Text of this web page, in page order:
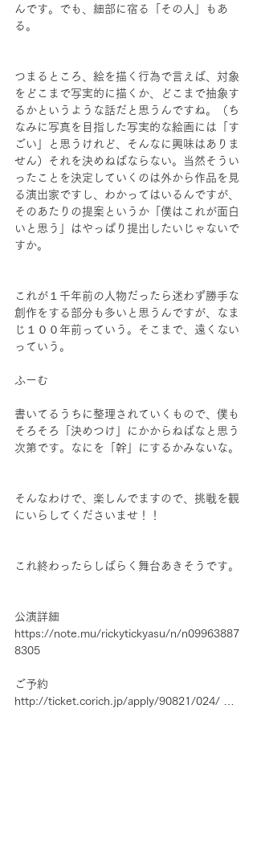
んです。でも、細部に宿る「その人」もあ
る。
つまるところ、絵を描く行為で言えば、対象
をどこまで写実的に描くか、どこまで抽象す
るかというような話だと思うんですね。（ち
なみに写真を目指した写実的な絵画には「す
ごい」と思うけれど、そんなに興味はありま
せん）それを決めねばならない。当然そうい
ったことを決定していくのは外から作品を見
る演出家ですし、わかってはいるんですが、
そのあたりの提案というか「僕はこれが面白
いと思う」はやっぱり提出したいじゃないで
すか。
これが１千年前の人物だったら迷わず勝手な
創作をする部分も多いと思うんですが、なま
じ１００年前っていう。そこまで、遠くない
っていう。
ふーむ
書いてるうちに整理されていくもので、僕も
そろそろ「決めつけ」にかからねばなと思う
次第です。なにを「幹」にするかみないな。
そんなわけで、楽しんでますので、挑戦を観
にいらしてくださいませ！！
これ終わったらしばらく舞台あきそうです。
公演詳細
https://note.mu/rickytickyasu/n/n09963887
8305
ご予約
http://ticket.corich.jp/apply/90821/024/ …